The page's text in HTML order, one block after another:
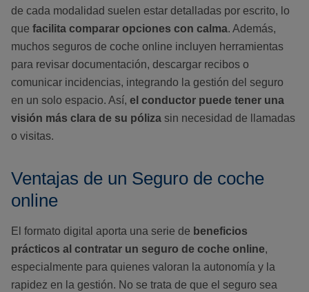
de cada modalidad suelen estar detalladas por escrito, lo
que facilita comparar opciones con calma. Además,
muchos seguros de coche online incluyen herramientas
para revisar documentación, descargar recibos o
comunicar incidencias, integrando la gestión del seguro
en un solo espacio. Así, el conductor puede tener una
visión más clara de su póliza sin necesidad de llamadas
o visitas.
Ventajas de un Seguro de coche
online
El formato digital aporta una serie de beneficios
prácticos al contratar un seguro de coche online,
especialmente para quienes valoran la autonomía y la
rapidez en la gestión. No se trata de que el seguro sea